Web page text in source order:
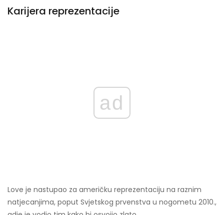
Karijera reprezentacije
ad
Love je nastupao za američku reprezentaciju na raznim
natjecanjima, poput Svjetskog prvenstva u nogometu 2010.,